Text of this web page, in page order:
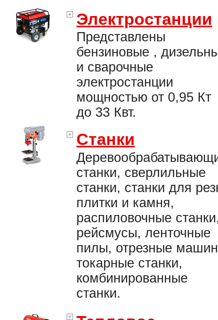
Электростанции
Представлены
бензиновые ,
и сварочные
электростанции
мощностью от 0,95 Кт
до 33 Квт.
Станки
станки, сверлильные
станки, станки для
плитки и камня,
распиловочные
рейсмусы, ленточные
пилы, отрезные
токарные станки,
комбинированные
станки.